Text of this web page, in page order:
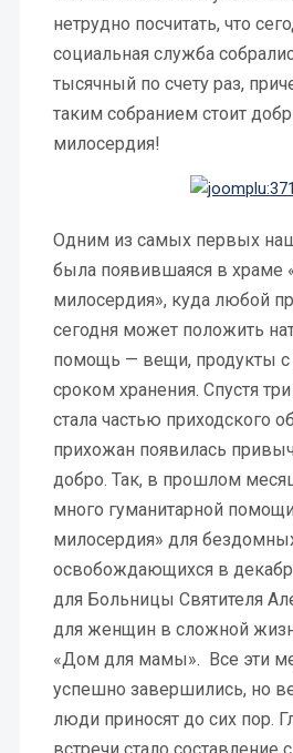
нетрудно посчитать, что
социальная служба
тысячный по счету раз,
таким собранием стоит
милосердия!
Одним из самых первых
была появившаяся в храме
милосердия», куда любой
сегодня может положить
помощь — вещи, продукты
сроком хранения. Спустя
стала частью приходского
прихожан появилась
добро. Так, в прошлом
много гуманитарной
милосердия» для
освобождающихся в
для Больницы Святителя
для женщин в сложной
«Дом для мамы». Все эти
успешно завершились, но
люди приносят до сих пор.